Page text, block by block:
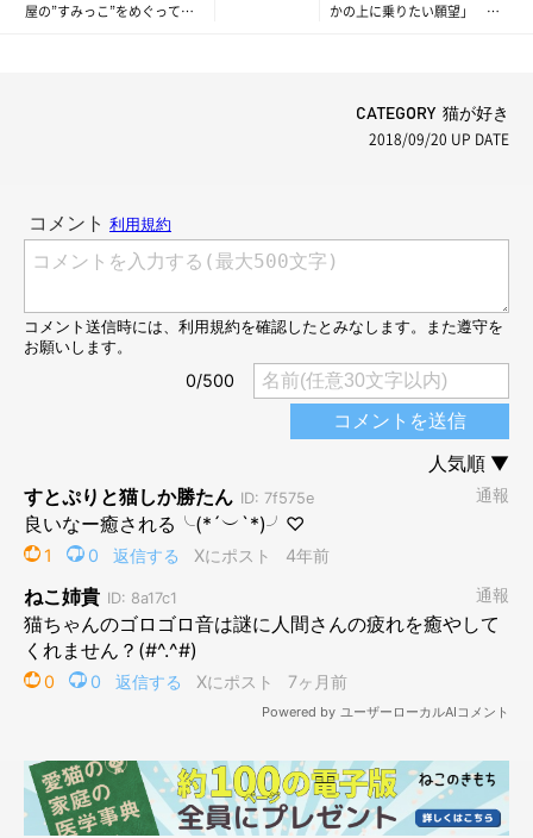
屋の”すみっこ”をめぐって静
かの上に乗りたい願望」
CATEGORY 猫が好き
2018/09/20 UP DATE